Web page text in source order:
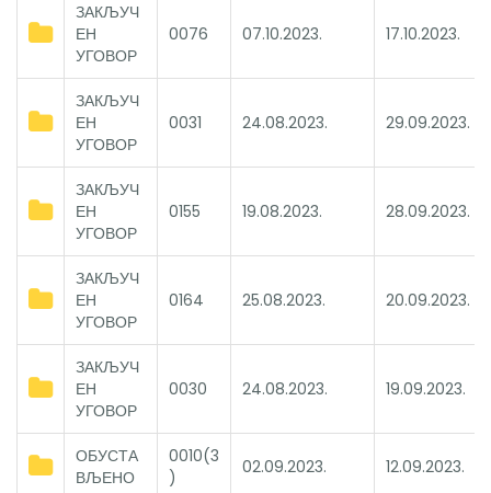
ЗАКЉУЧ
ЕН
УГОВОР
0076 07.10.2023. 17.10.2023.
ЗАКЉУЧ
ЕН
УГОВОР
0031 24.08.2023. 29.09.2023.
ЗАКЉУЧ
ЕН
УГОВОР
0155 19.08.2023. 28.09.2023.
ЗАКЉУЧ
ЕН
УГОВОР
0164 25.08.2023. 20.09.2023.
ЗАКЉУЧ
ЕН
УГОВОР
0030 24.08.2023. 19.09.2023.
ОБУСТА
ВЉЕНО
0010(3
)
02.09.2023. 12.09.2023.